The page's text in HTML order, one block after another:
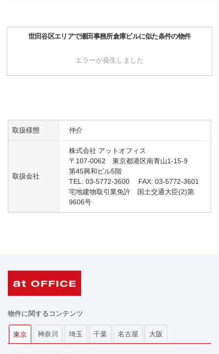
世田谷区エリアで瀬田事務所倉庫ビルに似た条件の物件
エラーが発生しました
取扱様態 仲介
取扱会社
株式会社 アットオフィス
〒107-0062 東京都港区南青山1-15-9
第45興和ビル5階
TEL: 03-5772-3600 FAX: 03-5772-3601
宅地建物取引業免許 国土交通大臣(2)第
9606号
物件に関するコンテンツ
東京 神奈川 埼玉 千葉 名古屋 大阪